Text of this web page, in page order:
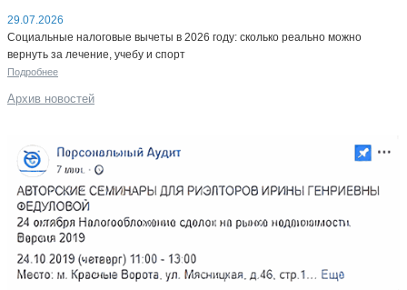
29.07.2026
Социальные налоговые вычеты в 2026 году: сколько реально можно
вернуть за лечение, учебу и спорт
Подробнее
Архив новостей